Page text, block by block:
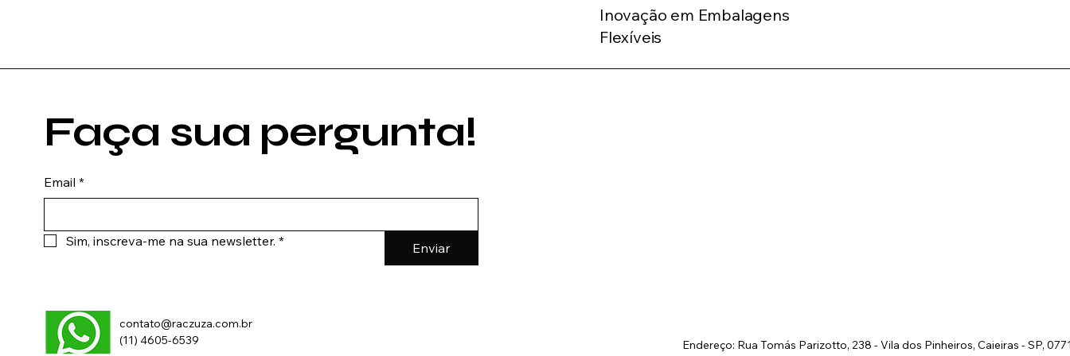
Inovação em Embalagens
Flexíveis
Faça sua pergunta!
(11) 4605-6539
Email *
Sim, inscreva-me na sua newsletter. * Enviar
contato@raczuza.com.br
Endereço: Rua Tomás Parizotto, 238 - Vila dos Pinheiros, Caieiras - SP,